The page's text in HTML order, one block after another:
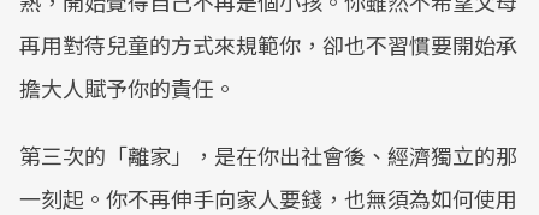
再用對待兒童的方式來規範你，卻也不習慣要開始承
擔大人賦予你的責任。
第三次的「離家」，是在你出社會後、經濟獨立的那
一刻起。你不再伸手向家人要錢，也無須為如何使用